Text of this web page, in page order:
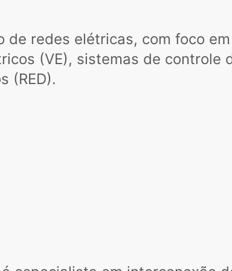
de redes elétricas, com foco em
(VE), sistemas de controle
(RED).